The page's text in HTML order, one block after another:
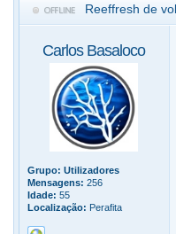
Reeffresh de
Carlos Basaloco
Grupo: Utilizadores
Mensagens: 256
Idade: 55
Localização: Perafita